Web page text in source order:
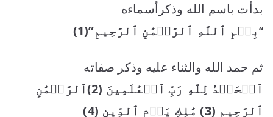
بدأت باسم الله وذكرأسماءه
“بِسۡمِ ٱللَّهِ ٱلرَّحۡمَٰنِ ٱلرَّحِيمِ”(1)
ثم حمد الله والثناء عليه وذكر صفاته
ٱلۡحَمۡدُ لِلَّهِ رَبِّ ٱلۡعَٰلَمِينَ (2)
ٱلرَّحۡمَٰنِ
ٱلرَّحِيمِ (3) مَٰلِكِ يَوۡمِ ٱلدِّينِ (4)